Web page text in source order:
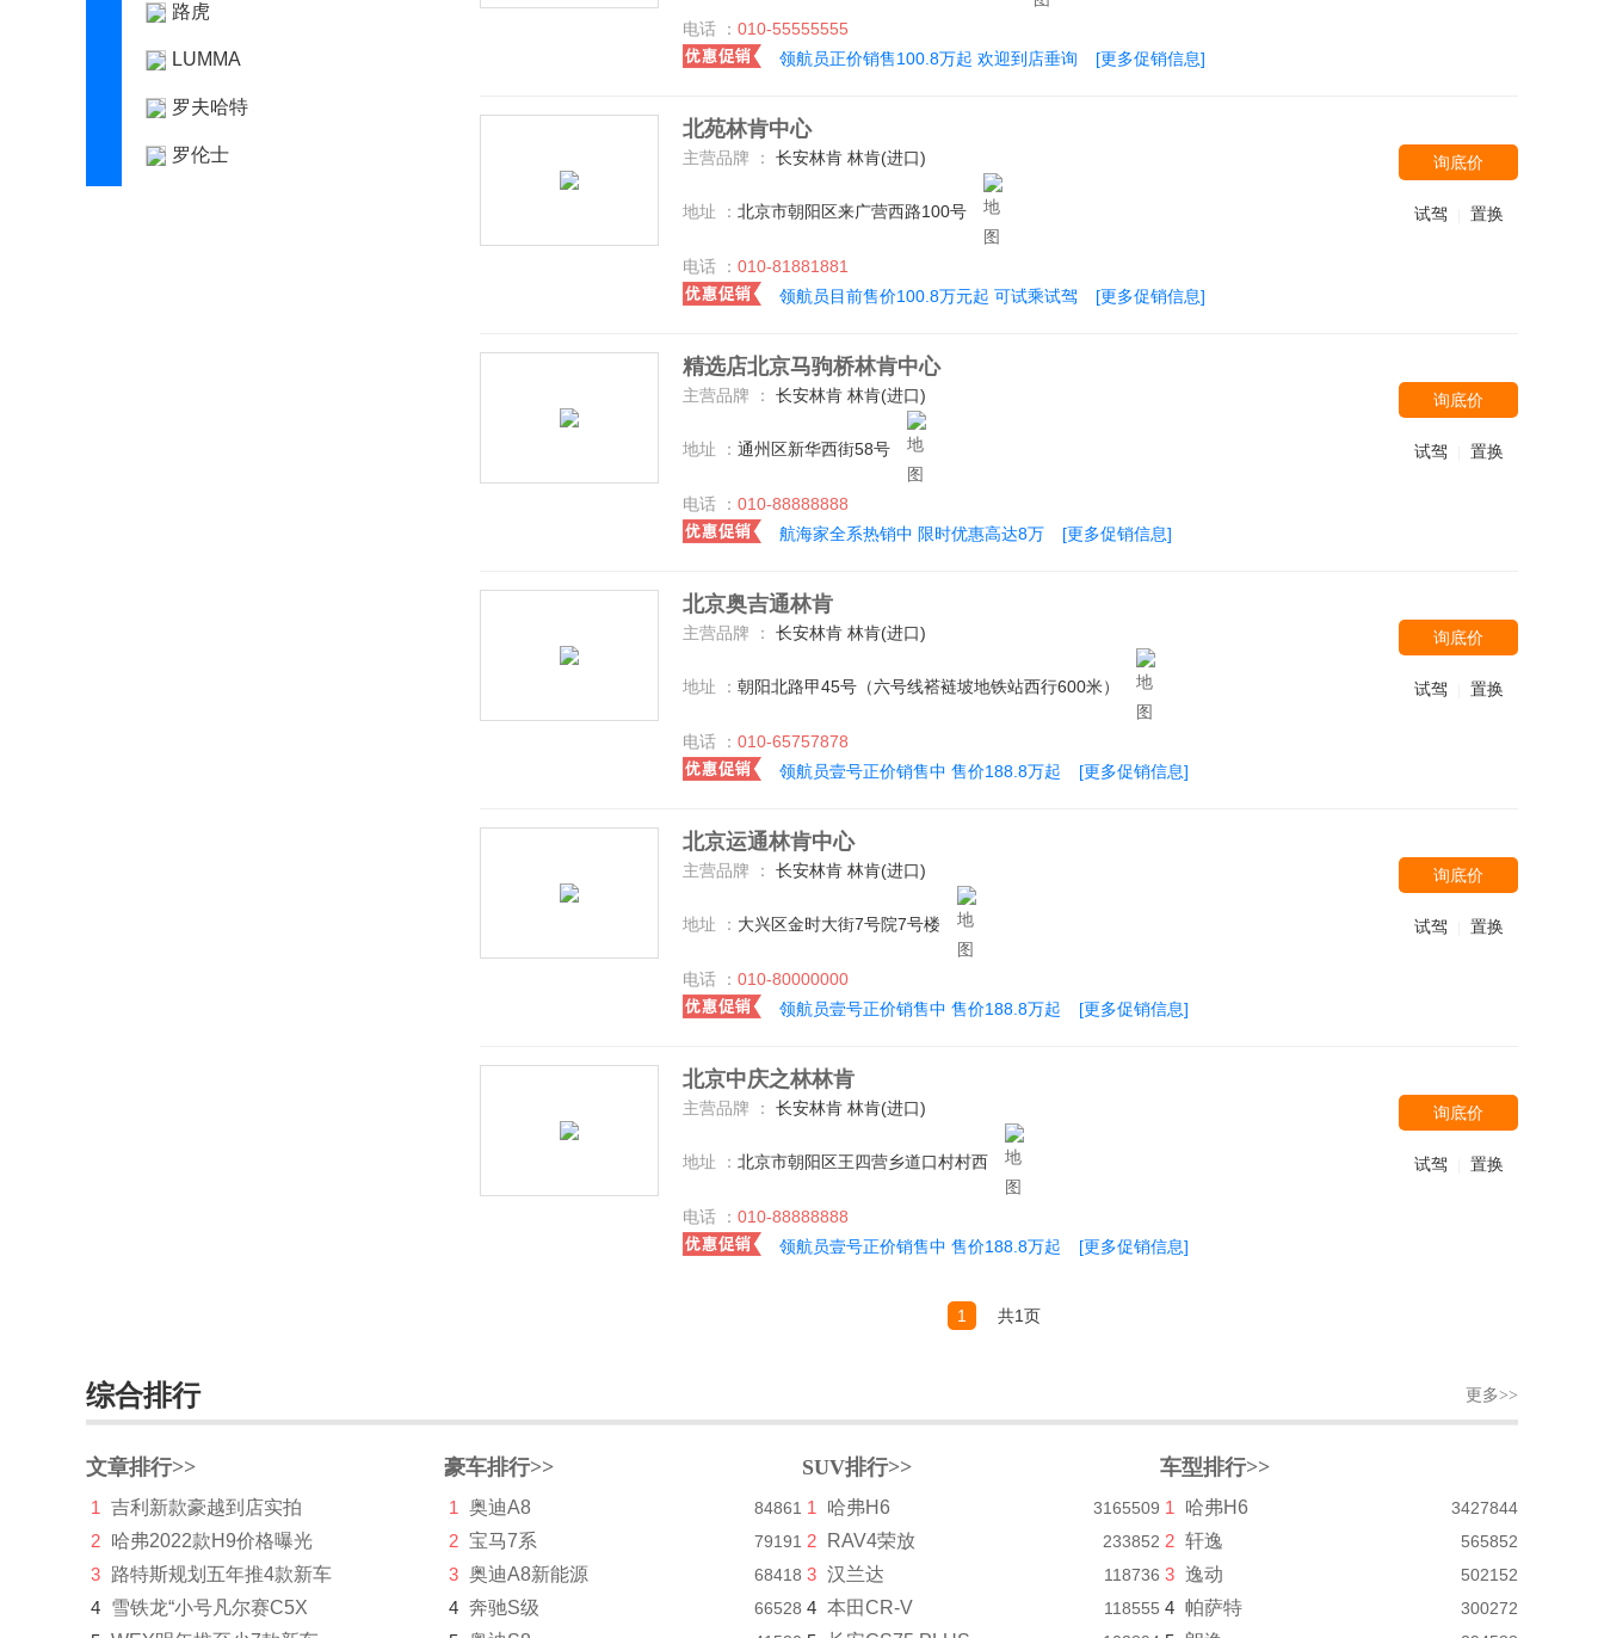
路虎
LUMMA
罗夫哈特
罗伦士
Piëch Automotive
Q
前途汽车
乔治巴顿
电话 ： 010-55555555
领航员正价销售100.8万起 欢迎到店垂询
[更多促销信息]
北苑林肯中心
主营品牌 ： 长安林肯 林肯(进口)
地址 ： 北京市朝阳区来广营西路100号
电话 ： 010-81881881
领航员目前售价100.8万元起 可试乘试驾
[更多促销信息]
询底价
试驾 置换
精选店北京马驹桥林肯中心
主营品牌 ： 长安林肯 林肯(进口)
地址 ： 通州区新华西街58号
电话 ： 010-88888888
航海家全系热销中 限时优惠高达8万
[更多促销信息]
询底价
试驾 置换
北京奥吉通林肯
主营品牌 ： 长安林肯 林肯(进口)
地址 ： 朝阳北路甲45号（六号线褡裢坡地铁站西行600米）
电话 ： 010-65757878
领航员壹号正价销售中 售价188.8万起
[更多促销信息]
询底价
试驾 置换
北京运通林肯中心
主营品牌 ： 长安林肯 林肯(进口)
地址 ： 大兴区金时大街7号院7号楼
电话 ： 010-80000000
领航员壹号正价销售中 售价188.8万起
[更多促销信息]
询底价
试驾 置换
北京中庆之林林肯
主营品牌 ： 长安林肯 林肯(进口)
地址 ： 北京市朝阳区王四营乡道口村村西
电话 ： 010-88888888
领航员壹号正价销售中 售价188.8万起
[更多促销信息]
询底价
试驾 置换
1 共1页
综合排行 更多>>
文章排行>>
1
吉利新款豪越到店实拍
2 哈弗2022款H9价格曝光
3 路特斯规划五年推4款新车
4 雪铁龙“小号凡尔赛C5X
豪车排行>>
1 奥迪A8 84861
2 宝马7系 79191
3 奥迪A8新能源 68418
4 奔驰S级 66528
SUV排行>>
1 哈弗H6 3165509
2 RAV4荣放 233852
3 汉兰达 118736
4 本田CR-V 118555
车型排行>>
1 哈弗H6 3427844
2 轩逸 565852
3 逸动 502152
4 帕萨特 300272